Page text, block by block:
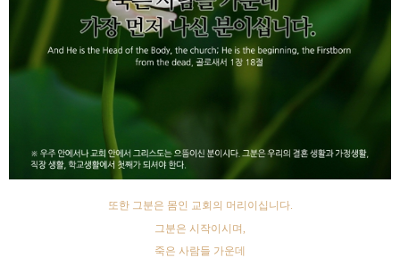
또한 그분은 몸인 교회의 머리이십니다.
그분은 시작이시며
죽은 사람들 가운데